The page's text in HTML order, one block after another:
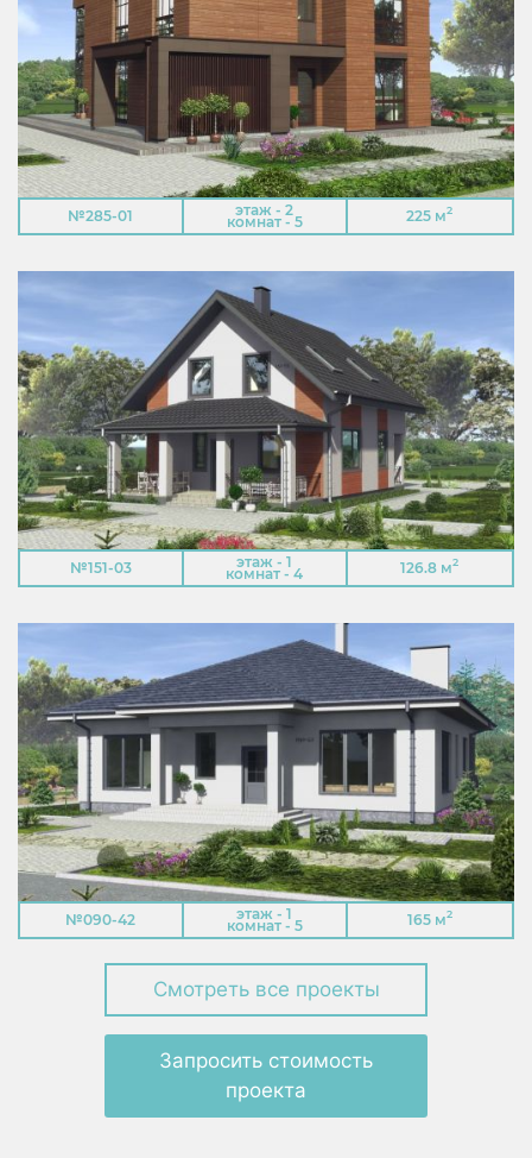
№285-01 этаж - 2
комнат - 5 225 м2
№151-03 этаж - 1
комнат - 4 126.8 м2
№090-42 этаж - 1
комнат - 5 165 м2
Смотреть все проекты
Запросить стоимость
проекта